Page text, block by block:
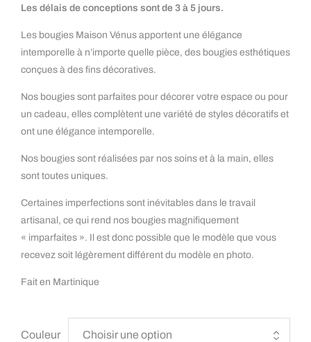
Les délais de conceptions sont de 3 à 5 jours.
Les bougies Maison Vénus apportent une élégance
intemporelle à n’importe quelle pièce, des bougies esthétiques
conçues à des fins décoratives.
Nos bougies sont parfaites pour décorer votre espace ou pour
un cadeau, elles complètent une variété de styles décoratifs et
ont une élégance intemporelle.
Nos bougies sont réalisées par nos soins et à la main, elles
sont toutes uniques.
Certaines imperfections sont inévitables dans le travail
artisanal, ce qui rend nos bougies magnifiquement
« imparfaites ». Il est donc possible que le modèle que vous
recevez soit légèrement différent du modèle en photo.
Fait en Martinique
Couleur